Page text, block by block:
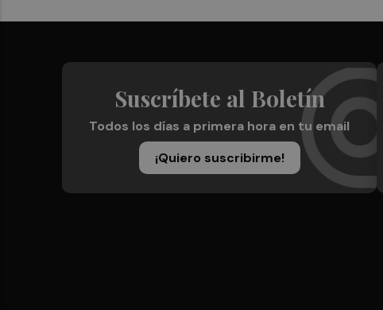
Suscríbete al Boletín
Todos los días a primera hora en tu email
¡Quiero suscribirme!